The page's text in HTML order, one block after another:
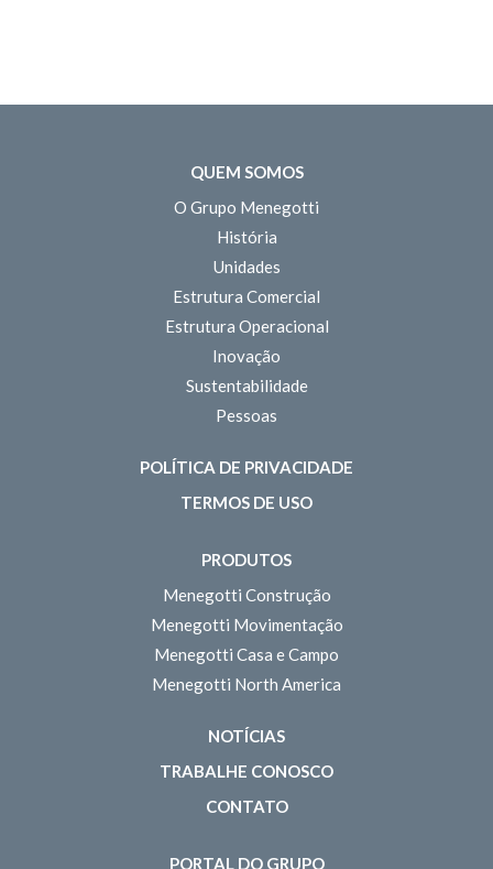
QUEM SOMOS
O Grupo Menegotti
História
Unidades
Estrutura Comercial
Estrutura Operacional
Inovação
Sustentabilidade
Pessoas
POLÍTICA DE PRIVACIDADE
TERMOS DE USO
PRODUTOS
Menegotti Construção
Menegotti Movimentação
Menegotti Casa e Campo
Menegotti North America
NOTÍCIAS
TRABALHE CONOSCO
CONTATO
PORTAL DO GRUPO